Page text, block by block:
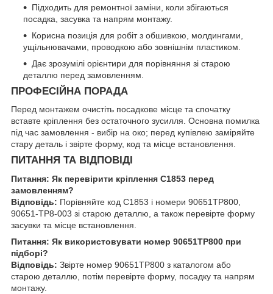
Підходить для ремонтної заміни, коли збігаються
посадка, засувка та напрям монтажу.
Корисна позиція для робіт з обшивкою, молдингами,
ущільнювачами, проводкою або зовнішнім пластиком.
Дає зрозумілі орієнтири для порівняння зі старою
деталлю перед замовленням.
ПРОФЕСІЙНА ПОРАДА
Перед монтажем очистіть посадкове місце та спочатку
вставте кріплення без остаточного зусилля. Основна помилка
під час замовлення - вибір на око; перед купівлею заміряйте
стару деталь і звірте форму, код та місце встановлення.
ПИТАННЯ ТА ВІДПОВІДІ
Питання: Як перевірити кріплення C1853 перед
замовленням?
Відповідь: Порівняйте код C1853 і номери 90651TP800,
90651-TP8-003 зі старою деталлю, а також перевірте форму
засувки та місце встановлення.
Питання: Як використовувати номер 90651TP800 при
підборі?
Відповідь: Звірте номер 90651TP800 з каталогом або
старою деталлю, потім перевірте форму, посадку та напрям
монтажу.